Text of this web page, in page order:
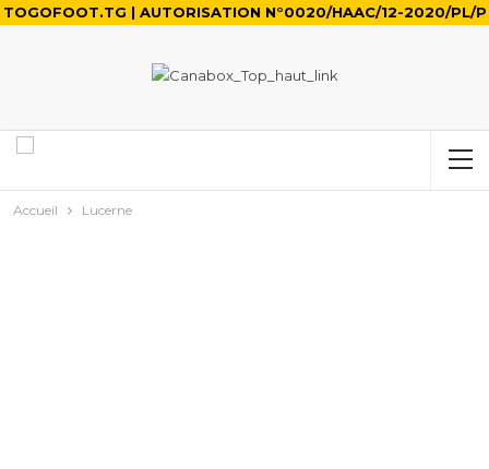
TOGOFOOT.TG | AUTORISATION N°0020/HAAC/12-2020/PL/P
Accueil Lucerne